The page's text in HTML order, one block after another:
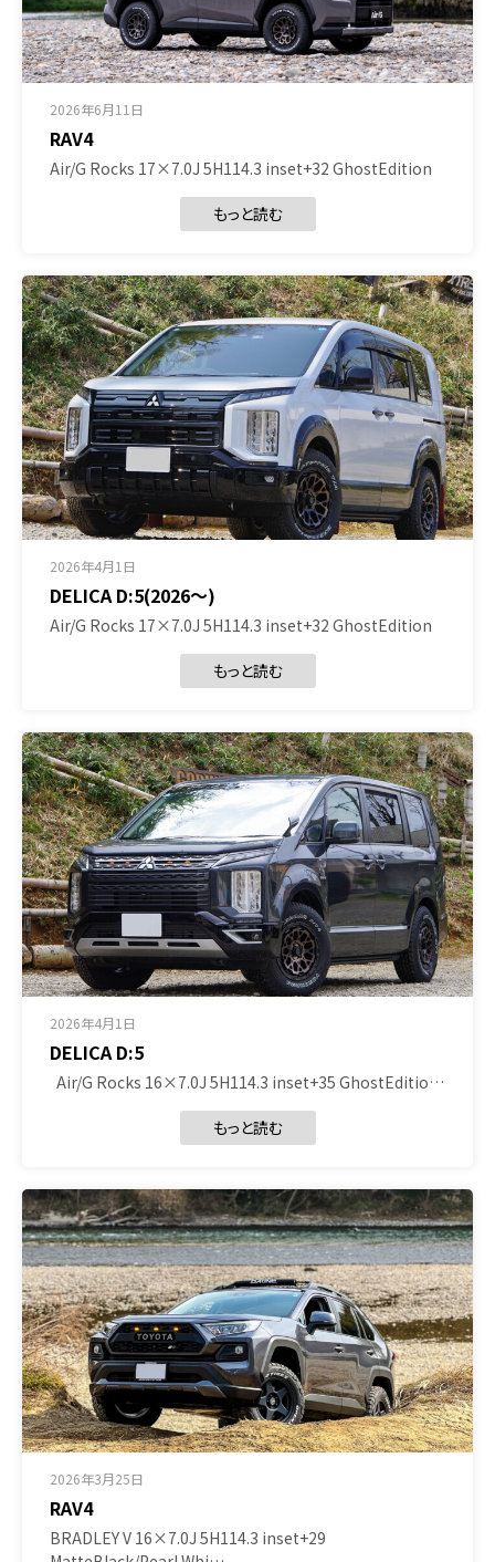
2026年6月11日
RAV4
Air/G Rocks 17×7.0J 5H114.3 inset+32 GhostEdition
もっと読む
2026年4月1日
DELICA D:5(2026～)
Air/G Rocks 17×7.0J 5H114.3 inset+32 GhostEdition
もっと読む
2026年4月1日
DELICA D:5
Air/G Rocks 16×7.0J 5H114.3 inset+35 GhostEditio…
もっと読む
2026年3月25日
RAV4
BRADLEY V 16×7.0J 5H114.3 inset+29